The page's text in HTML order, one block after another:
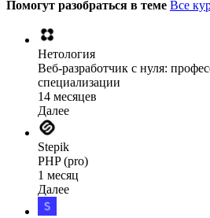
Помогут разобраться в теме Все
Нетология
Веб-разработчик с нуля:
специализации
14 месяцев
Далее
Stepik
PHP (pro)
1 месяц
Далее